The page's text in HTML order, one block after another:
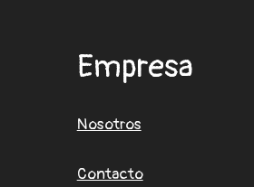
Empresa
Nosotros
Contacto